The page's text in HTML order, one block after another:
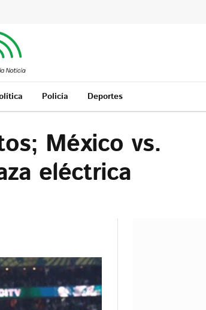
Policía Deportes
México vs.
eléctrica